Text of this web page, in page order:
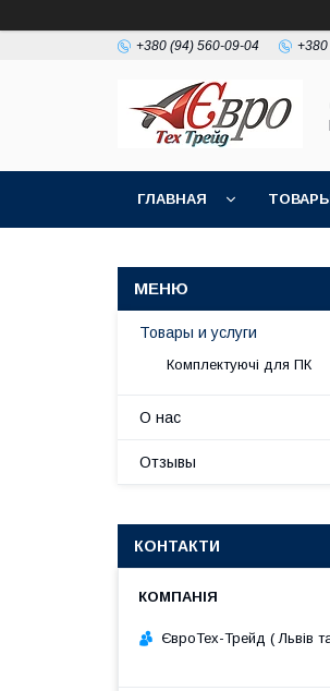
+380 (94) 560-09-04
ГЛАВНАЯ
Товары и услуги
Комплектуючі для ПК
О нас
Отзывы
КОНТАКТИ
ЄвроТех-Трейд ( Львів